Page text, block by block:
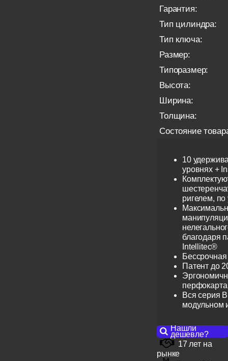
Гарантия:
Тип цилиндра:
Тип ключа:
Размер:
Типоразмер:
Высота:
Ширина:
Толщина:
Состояние
10
уровнях +
ригелем,
благодаря
Intellitec®
Патент до
перфокарта
Вся серия
модульном
Нашли
дешевле?
17 лет на
рынке